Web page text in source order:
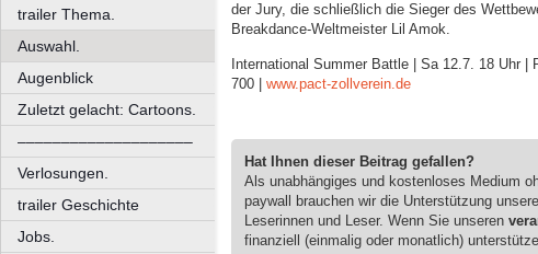
trailer Thema.
Auswahl.
Augenblick
Zuletzt gelacht: Cartoons.
––––––––––––––––––––
Verlosungen.
trailer Geschichte
Jobs.
der Jury, die schließlich die Sieger des
Breakdance-Weltmeister Lil Amok.
International Summer Battle | Sa 12.7. 18 Uhr |
700 | www.pact-zollverein.de
Hat Ihnen dieser Beitrag gefallen?
Als unabhängiges und kostenloses Medium
paywall brauchen wir die Unterstützung
Leserinnen und Leser. Wenn Sie unseren
finanziell (einmalig oder monatlich)